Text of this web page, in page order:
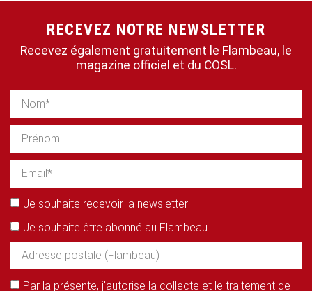
RECEVEZ NOTRE NEWSLETTER
Recevez également gratuitement le Flambeau, le
magazine officiel et du COSL.
Je souhaite recevoir la newsletter
Je souhaite être abonné au Flambeau
Par la présente, j'autorise la collecte et le traitement de